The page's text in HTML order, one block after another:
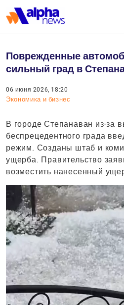
Поврежденные
сильный град в
06 июня 2026, 18:20
Экономика и бизнес
В городе Степанаван из-за
беспрецедентного града
режим. Созданы штаб и
ущерба. Правительство
возместить нанесенный